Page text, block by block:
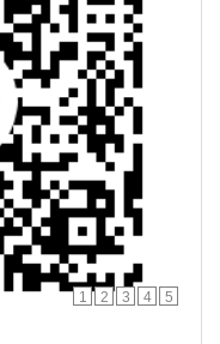
1 2 3 4 5